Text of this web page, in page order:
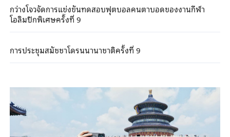
กว่างโจวจัดการแข่งขันทดสอบฟุตบอลคนตาบอดของงานกีฬา
โอลิมปิกพิเศษครั้งที่ 9
การประชุมสมัชชาโดรนนานาชาติครั้งที่ 9